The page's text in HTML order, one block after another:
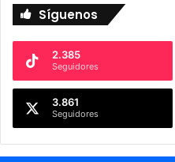
Síguenos
2.385
Seguidores
3.861
Seguidores